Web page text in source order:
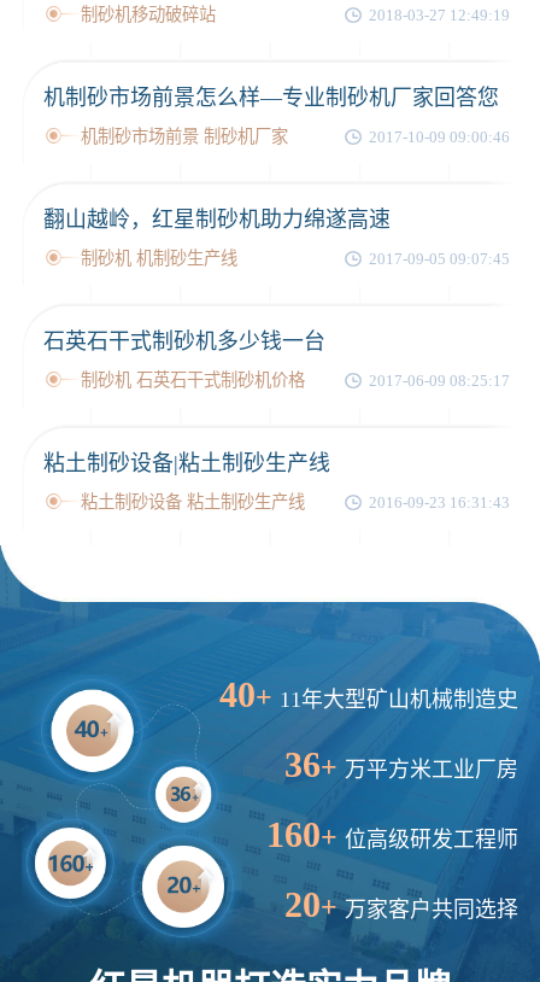
制砂机移动破碎站 2018-03-27 12:49:19
机制砂市场前景怎么样—专业制砂机厂家回答您
机制砂市场前景 制砂机厂家 2017-10-09 09:00:46
翻山越岭，红星制砂机助力绵遂高速
制砂机 机制砂生产线 2017-09-05 09:07:45
石英石干式制砂机多少钱一台
制砂机 石英石干式制砂机价格 2017-06-09 08:25:17
粘土制砂设备|粘土制砂生产线
粘土制砂设备 粘土制砂生产线 2016-09-23 16:31:43
40+ 11年大型矿山机械制造史
36+ 万平方米工业厂房
160+ 位高级研发工程师
20+ 万家客户共同选择